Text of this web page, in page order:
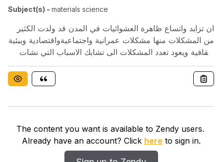
Subject(s) - materials science
ان تزايد واتساع ظاهرة العشوائيات في المدن قد ولدت الكثير
من المشكلات منها مشكلات عمرانية واجتماعية واقتصادية وبيئية
وثقافية ويعود تعدد المشكلات الى تشابك الاسباب التي نشات
عنها ،وإن من بين نتائجها ما يتصل بمظهر من مظاهر التلوث
البيئي وهو التلوث البصري الذي يعد من اكثر انواع التلوث
خطورة لكونه اكثر وضوحا ويؤثر على الاتزان النفسي والجمالي
اجتماعية والاقتصادية خاطئة اما لنقص الموارد الاقتصادية او قلة
الوعي الاجتماعي والثقافي للسكان مما اوجد بيئة عمرانية
عشوائية تفتقد الى التوافق والانسجام وتتداخل فيها النواحي
الجمالية مع الفوضى لتشكل ظاهرة التلوث البصري .ان ما يهمنا
The content you want is available to Zendy users.
Already have an account? Click here to sign in.